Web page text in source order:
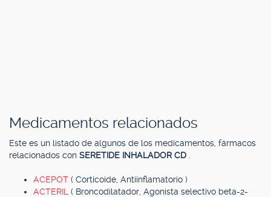
Medicamentos relacionados
Este es un listado de algunos de los medicamentos, fármacos
relacionados con SERETIDE INHALADOR CD
ACEPOT ( Corticoide, Antiinflamatorio )
ACTERIL ( Broncodilatador, Agonista selectivo beta-2-